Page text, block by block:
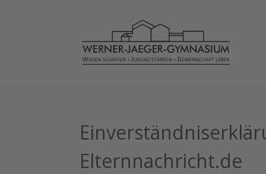
Elternnachricht.de